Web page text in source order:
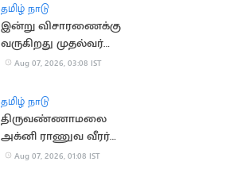
தமிழ் நாடு
இன்று விசாரணைக்கு
வருகிறது முதல்வர்
விஜய் விவாகரத்து
Aug 07, 2026, 03:08 IST
தமிழ் நாடு
திருவண்ணாமலை
அக்னி ராணுவ வீரர்
லடாக்கில் உயிரிழப்பு
Aug 07, 2026, 01:08 IST